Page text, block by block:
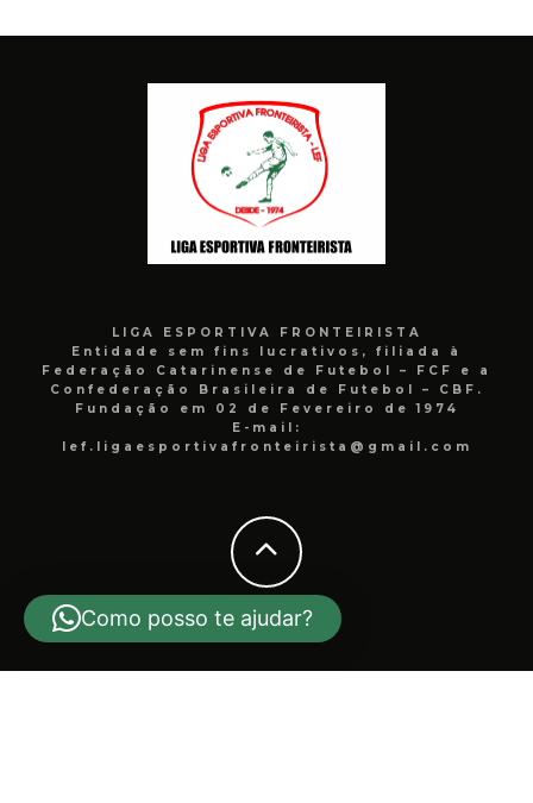
LIGA ESPORTIVA FRONTEIRISTA
Entidade sem fins lucrativos, filiada à
Federação Catarinense de Futebol – FCF e a
Confederação Brasileira de Futebol – CBF.
Fundação em 02 de Fevereiro de 1974
E-mail:
lef.ligaesportivafronteirista@gmail.com
Como posso te ajudar?